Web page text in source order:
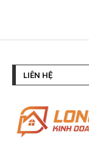
LIÊN HỆ